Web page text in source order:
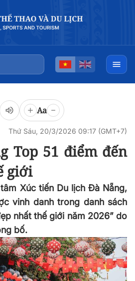
Aa
Thứ Sáu, 20/3/2026 09:17 (GMT+7)
Top 51 điểm đến
giới
Xúc tiến Du lịch Đà Nẵng,
vinh danh trong danh sách
nhất thế giới năm 2026” do
bố.